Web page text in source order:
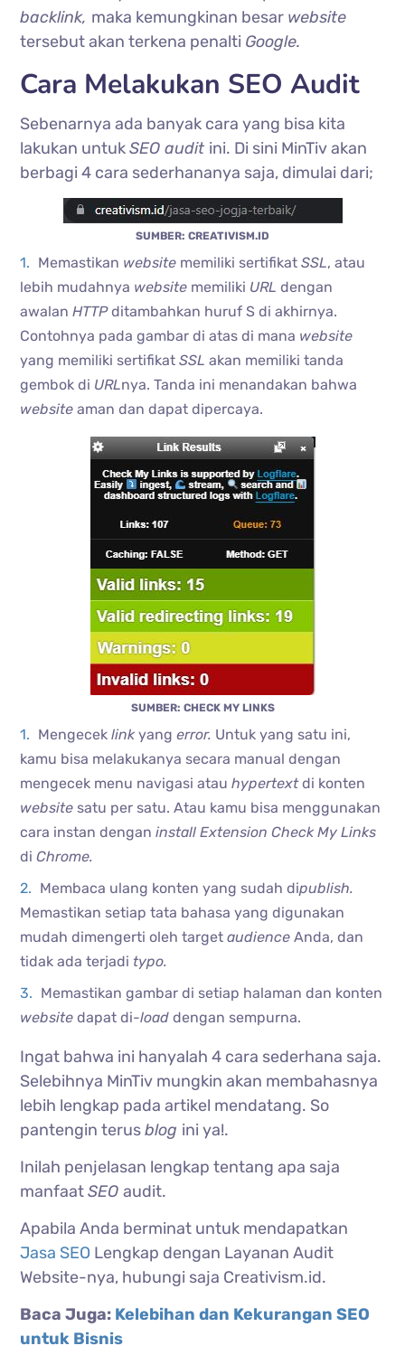
backlink, maka kemungkinan besar website
tersebut akan terkena penalti Google.
Cara Melakukan SEO Audit
Sebenarnya ada banyak cara yang bisa kita
lakukan untukSEO audit ini. Di sini MinTiv akan
berbagi 4 cara sederhananya saja, dimulai dari;
SUMBER: CREATIVISM.ID
Memastikan website memiliki sertifikatSSL, atau
lebih mudahnya website memiliki URLdengan
awalanHTTPditambahkan huruf S di akhirnya.
Contohnya pada gambar di atas di mana website
yang memiliki sertifikatSSL akan memiliki tanda
gembok di URLnya. Tanda ini menandakan bahwa
websiteaman dan dapat dipercaya.
SUMBER: CHECK MY LINKS
Mengeceklinkyangerror. Untuk yang satu ini,
kamu bisa melakukanya secara manual dengan
mengecek menu navigasi atauhypertextdi konten
websitesatu per satu. Atau kamu bisa menggunakan
cara instan denganinstall Extension Check My Links
diChrome.
Membaca ulang konten yang sudah dipublish.
Memastikan setiap tata bahasa yang digunakan
mudah dimengerti oleh targetaudienceAnda, dan
tidak ada terjadi typo.
Memastikan gambar di setiap halaman dan konten
websitedapat di-loaddengan sempurna.
Ingat bahwa ini hanyalah 4 cara sederhana saja.
Selebihnya MinTiv mungkin akan membahasnya
lebih lengkap pada artikel mendatang. So
pantengin terusblog ini ya!.
Inilah penjelasan lengkap tentang apa saja
manfaatSEOaudit.
Apabila Anda berminat untuk mendapatkan
Jasa SEO Lengkap dengan Layanan Audit
Website-nya, hubungi saja Creativism.id.
Baca Juga: Kelebihan dan Kekurangan SEO
untuk Bisnis